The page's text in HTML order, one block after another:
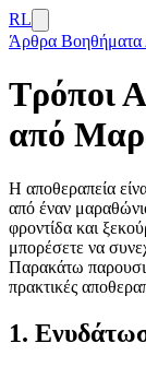
RL
Άρθρα
Τρόποι
από
Η αποθεραπεία
από έναν
φροντίδα και
μπορέσετε να
Παρακάτω
πρακτικές
1.